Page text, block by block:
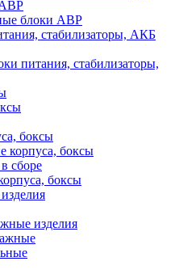
АВР
блоки АВР
стабилизаторы, АКБ
питания, стабилизаторы,
боксы
корпуса, боксы
сборе
боксы
изделия